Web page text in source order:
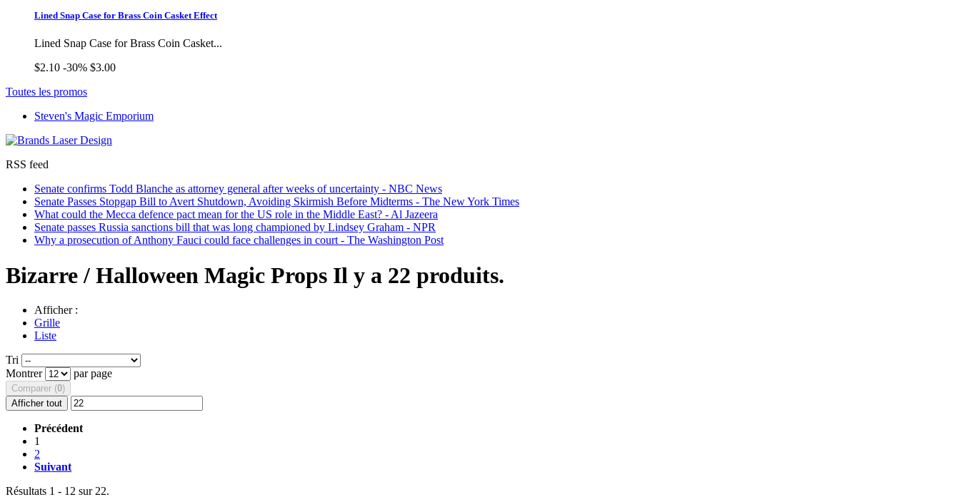
Lined Snap Case for Brass Coin Casket Effect
Lined Snap Case for Brass Coin Casket...
$2.10 -30% $3.00
Toutes les promos
Steven's Magic Emporium
RSS feed
Senate confirms Todd Blanche as attorney general after weeks of uncertainty - NBC News
Senate Passes Stopgap Bill to Avert Shutdown, Avoiding Skirmish Before Midterms - The New York Times
What could the Mecca defence pact mean for the US role in the Middle East? - Al Jazeera
Senate passes Russia sanctions bill that was long championed by Lindsey Graham - NPR
Why a prosecution of Anthony Fauci could face challenges in court - The Washington Post
Bizarre / Halloween Magic Props Il y a 22 produits.
Afficher :
Grille
Liste
Tri
Montrer
par page
Comparer (0)
Afficher tout
Précédent
1
2
Suivant
Résultats 1 - 12 sur 22.